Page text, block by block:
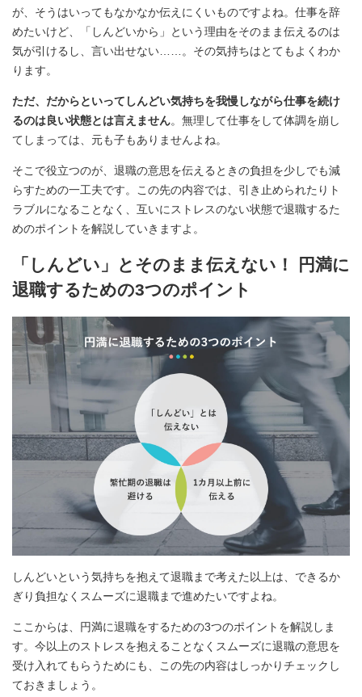
が、そうはいってもなかなか伝えにくいものですよね。仕事を辞
めたいけど、「しんどいから」という理由をそのまま伝えるのは
気が引けるし、言い出せない……。その気持ちはとてもよくわか
ります。
ただ、だからといってしんどい気持ちを我慢しながら仕事を続け
るのは良い状態とは言えません。無理して仕事をして体調を崩し
てしまっては、元も子もありませんよね。
そこで役立つのが、 退職の意思を伝えるときの負担を少しでも減
らすための一工夫です。この先の内容では、引き止められたりト
ラブルになることなく、互いにストレスのない状態で退職するた
めのポイントを解説していきますよ。
「しんどい」とそのまま伝えない！ 円満に
退職するための3つのポイント
しんどいという気持ちを抱えて退職まで考えた以上は、できるか
ぎり負担なくスムーズに退職まで進めたいですよね。
ここからは、円満に退職をするための3つのポイントを解説しま
す。今以上のストレスを抱えることなくスムーズに退職の意思を
受け入れてもらうためにも、この先の内容はしっかりチェックし
ておきましょう。